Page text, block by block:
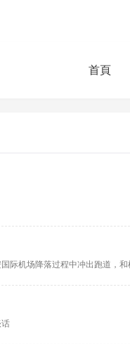
首頁
际机场降落过程中冲出跑道，和
话